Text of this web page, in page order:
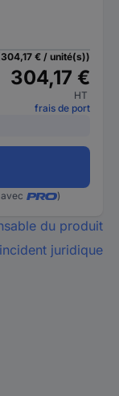
€ / unité(s))
304,17 €
HT
frais de port
)
du produit
juridique